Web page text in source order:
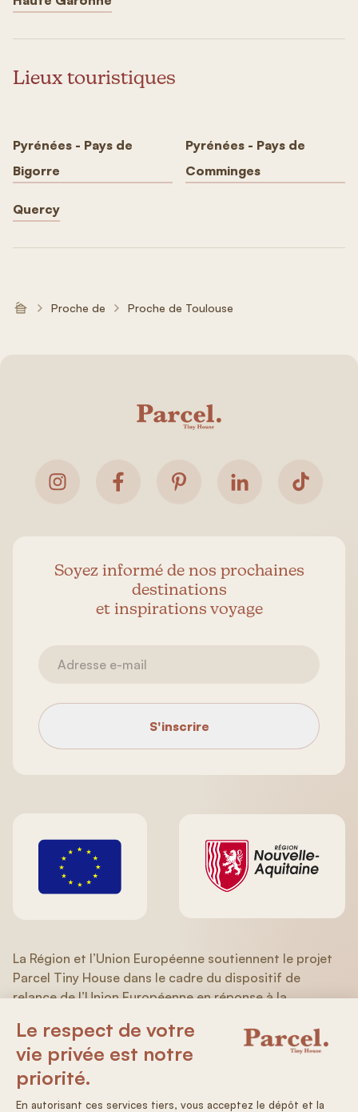
Lieux touristiques
Pyrénées - Pays de
Bigorre
Pyrénées - Pays de
Comminges
Quercy
Proche de Proche de Toulouse
Soyez informé de nos prochaines
destinations
et inspirations voyage
S'inscrire
La Région et l’Union Européenne soutiennent le projet
Parcel Tiny House dans le cadre du dispositif de
relance de l’Union Européenne en réponse à la
FEDER/FSE (Aquitaine/Limousin/Poitou-Charentes)
2014-2020.